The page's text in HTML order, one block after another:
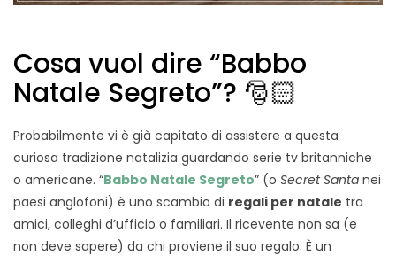
Cosa vuol dire “Babbo
Natale Segreto”? 🎅🏻
Probabilmente vi è già capitato di assistere a questa
curiosa tradizione natalizia guardando serie tv britanniche
o americane. “Babbo Natale Segreto” (o Secret Santa nei
paesi anglofoni) è uno scambio di regali per natale tra
amici, colleghi d’ufficio o familiari. Il ricevente non sa (e
non deve sapere) da chi proviene il suo regalo. È un